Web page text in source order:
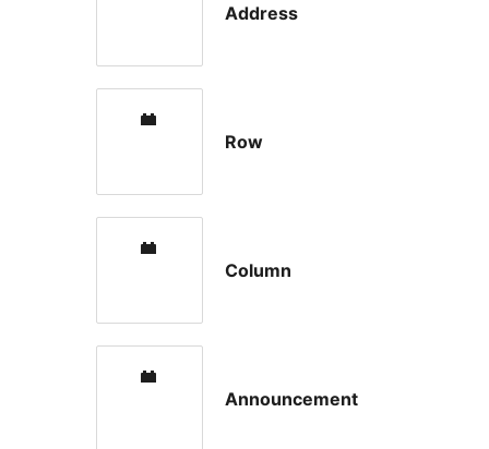
Address
Row
Column
Announcement